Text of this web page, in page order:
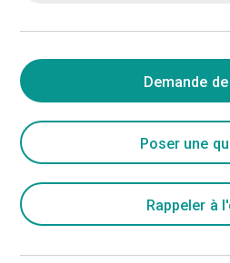
Demande
Poser une
Rappeler à